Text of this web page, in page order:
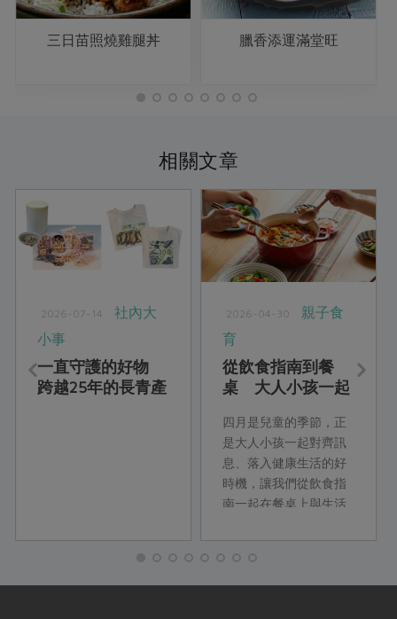
三日苗照燒雞腿丼 臘香添運滿堂旺
相關文章
2026-07-14
社內大
小事
一直守護的好物
跨越25年的長青產
2026-04-30
親子食
育
從飲食指南到餐
桌 大人小孩一起
四月是兒童的季節，正
是大人小孩一起對齊訊
息、落入健康生活的好
時機，讓我們從飲食指
南一起在餐桌上與生活